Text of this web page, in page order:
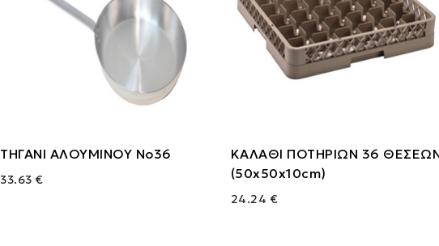
ΤΗΓΑΝΙ ΑΛΟΥΜΙΝΟΥ Νο36
33.63 €
ΚΑΛΑΘΙ ΠΟΤΗΡΙΩΝ 36
(50x50x10cm)
24.24 €